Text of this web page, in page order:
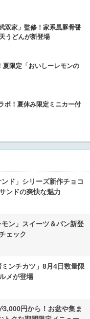
双家」監修！家系風豚骨醤
うどんが新登場
夏限定「おいしーレモンの
ボ！夏休み限定ミニカー付
ド」シリーズ新作チョコ
ンドの爽快な魅力
ン」スイーツ＆パン新登
ェック
ンチカツ」8月4日数量限
メが登場
円から！お盆や集ま